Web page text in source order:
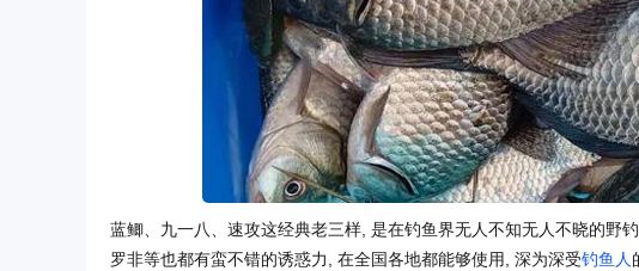
蓝鲫、九一八、速攻这经典老三样, 是在钓鱼界无人不知无人不晓的野
罗非等也都有蛮不错的诱惑力, 在全国各地都能够使用, 深为深受钓鱼人